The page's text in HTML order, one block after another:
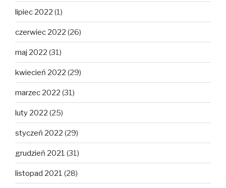
lipiec 2022 (1)
czerwiec 2022 (26)
maj 2022 (31)
kwiecień 2022 (29)
marzec 2022 (31)
luty 2022 (25)
styczeń 2022 (29)
grudzień 2021 (31)
listopad 2021 (28)